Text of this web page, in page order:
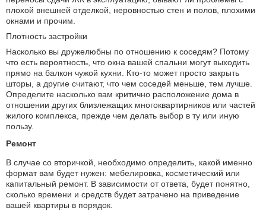
плохой внешней отделкой, неровностью стен и полов, плохими
окнами и прочим.
Плотность застройки
Насколько вы дружелюбны по отношению к соседям? Потому
что есть вероятность, что окна вашей спальни могут выходить
прямо на балкон чужой кухни. Кто-то может просто закрыть
шторы, а другие считают, что чем соседей меньше, тем лучше.
Определите насколько вам критично расположение дома в
отношении других близлежащих многоквартирников или частей
жилого комплекса, прежде чем делать выбор в ту или иную
пользу.
Ремонт
В случае со вторичкой, необходимо определить, какой именно
формат вам будет нужен: мебелировка, косметический или
капитальный ремонт. В зависимости от ответа, будет понятно,
сколько времени и средств будет затрачено на приведение
вашей квартиры в порядок.